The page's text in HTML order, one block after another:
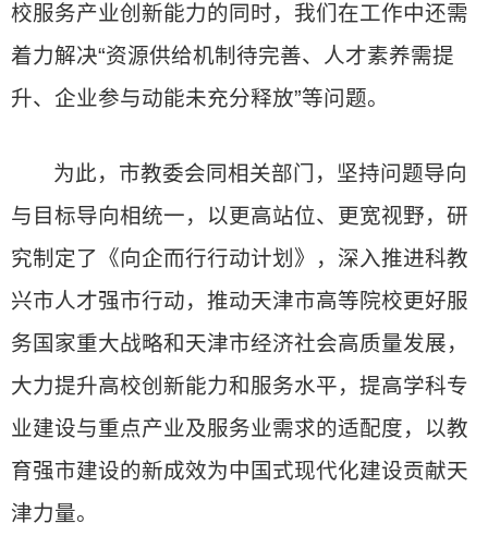
校服务产业创新能力的同时，我们在工作中还需
着力解决“资源供给机制待完善、人才素养需提
升、企业参与动能未充分释放”等问题。
为此，市教委会同相关部门，坚持问题导向
与目标导向相统一，以更高站位、更宽视野，研
究制定了《向企而行行动计划》，深入推进科教
兴市人才强市行动，推动天津市高等院校更好服
务国家重大战略和天津市经济社会高质量发展，
大力提升高校创新能力和服务水平，提高学科专
业建设与重点产业及服务业需求的适配度，以教
育强市建设的新成效为中国式现代化建设贡献天
津力量。